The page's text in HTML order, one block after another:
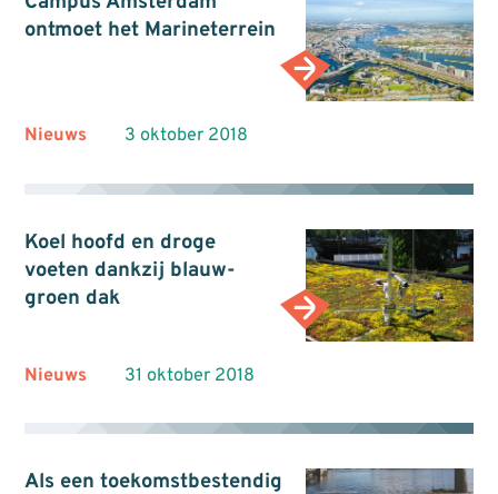
ontmoet het Marineterrein
Nieuws 3 oktober 2018
Koel hoofd en droge
voeten dankzij blauw-
groen dak
Nieuws 31 oktober 2018
Als een toekomstbestendig